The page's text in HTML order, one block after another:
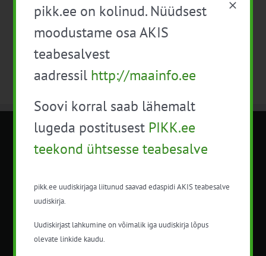
Telli kalender
METK NÕUANDETEENISTUS
korraldatalse põllu- ja maamajanduslikke
+372 5201078
pikk.ee on kolinud. Nüüdsest
moodustame osa AKIS
teabesalvest
aadressil http://maainfo.ee
Soovi korral saab lähemalt
lugeda postitusest PIKK.ee
teekond ühtsesse teabesalve
pikk.ee uudiskirjaga liitunud saavad edaspidi AKIS teabesalve
uudiskirja.
Uudiskirjast lahkumine on võimalik iga uudiskirja lõpus
olevate linkide kaudu.